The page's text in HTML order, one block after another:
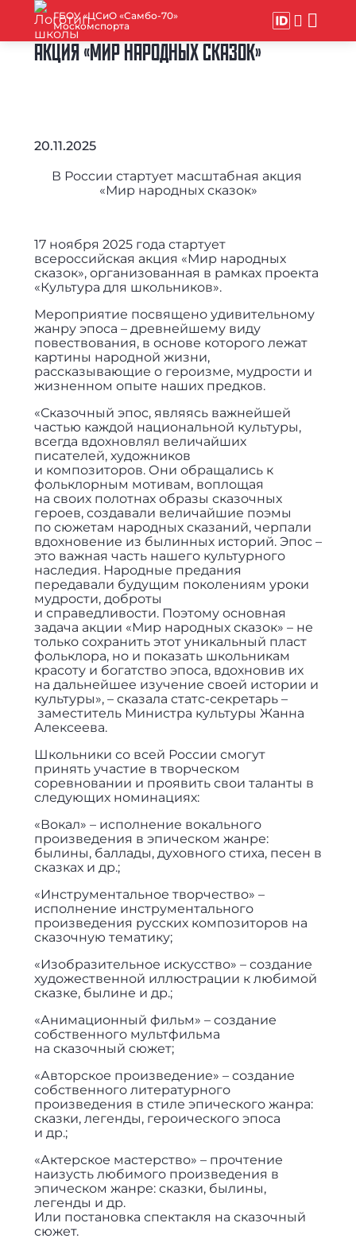
ГБОУ «ЦСиО «Самбо-70»
Москомспорта
АКЦИЯ «МИР НАРОДНЫХ СКАЗОК»
20.11.2025
В России стартует масштабная акция
«Мир народных сказок»
17 ноября 2025 года стартует
всероссийская акция «Мир народных
сказок», организованная в рамках проекта
«Культура для школьников».
Мероприятие посвящено удивительному
жанру эпоса – древнейшему виду
повествования, в основе которого лежат
картины народной жизни,
рассказывающие о героизме, мудрости и
жизненном опыте наших предков.
«Сказочный эпос, являясь важнейшей
частью каждой национальной культуры,
всегда вдохновлял величайших
писателей, художников
и композиторов. Они обращались к
фольклорным мотивам, воплощая
на своих полотнах образы сказочных
героев, создавали величайшие поэмы
по сюжетам народных сказаний, черпали
вдохновение из былинных историй. Эпос –
это важная часть нашего культурного
наследия. Народные предания
передавали будущим поколениям уроки
мудрости, доброты
и справедливости. Поэтому основная
задача акции «Мир народных сказок» – не
только сохранить этот уникальный пласт
фольклора, но и показать школьникам
красоту и богатство эпоса, вдохновив их
на дальнейшее изучение своей истории и
культуры», – сказала статс-секретарь –
заместитель Министра культуры Жанна
Алексеева.
Школьники со всей России смогут
принять участие в творческом
соревновании и проявить свои таланты в
следующих номинациях:
«Вокал» – исполнение вокального
произведения в эпическом жанре:
былины, баллады, духовного стиха, песен в
сказках и др.;
«Инструментальное творчество» –
исполнение инструментального
произведения русских композиторов на
сказочную тематику;
«Изобразительное искусство» – создание
художественной иллюстрации к любимой
сказке, былине и др.;
«Анимационный фильм» – создание
собственного мультфильма
на сказочный сюжет;
«Авторское произведение» – создание
собственного литературного
произведения в стиле эпического жанра:
сказки, легенды, героического эпоса
и др.;
«Актерское мастерство» – прочтение
наизусть любимого произведения в
эпическом жанре: сказки, былины,
легенды и др.
Или постановка спектакля на сказочный
сюжет.